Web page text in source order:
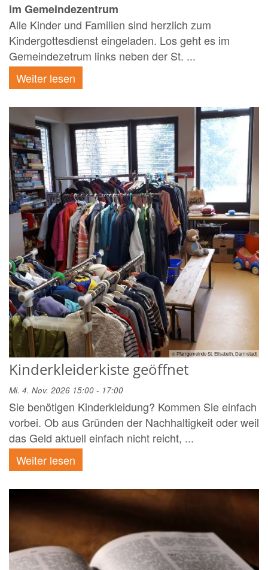
im Gemeindezentrum
Alle Kinder und Familien sind herzlich zum
Kindergottesdienst eingeladen. Los geht es im
Gemeindezetrum links neben der St. ...
Weiter lesen
© Pfarrgemeinde St. Elisabeth, Darmstadt
Kinderkleiderkiste geöffnet
Mi. 4. Nov. 2026 15:00 - 17:00
Sie benötigen Kinderkleidung? Kommen Sie einfach
vorbei. Ob aus Gründen der Nachhaltigkeit oder weil
das Geld aktuell einfach nicht reicht, ...
Weiter lesen